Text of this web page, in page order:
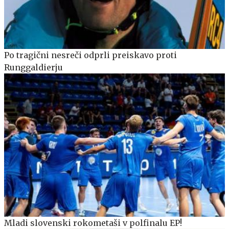
Po tragični nesreči odprli preiskavo proti
Runggaldierju
Mladi slovenski rokometaši v polfinalu EP!